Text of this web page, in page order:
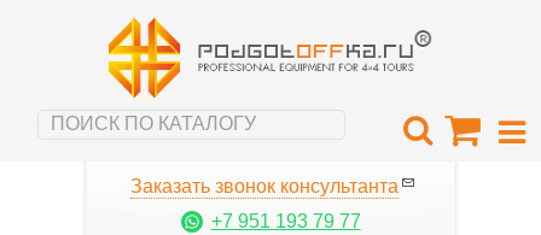
Заказать звонок консультанта
+7 951 193 79 77